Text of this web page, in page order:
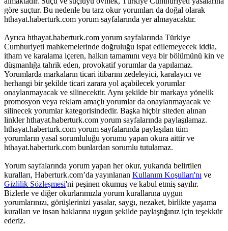
göre suçtur. Bu nedenle bu tarz okur yorumları da doğal olarak
hthayat.haberturk.com yorum sayfalarında yer almayacaktır.
Ayrıca hthayat.haberturk.com yorum sayfalarında Türkiye
Cumhuriyeti mahkemelerinde doğruluğu ispat edilemeyecek iddia,
itham ve karalama içeren, halkın tamamını veya bir bölümünü kin ve
düşmanlığa tahrik eden, provokatif yorumlar da yapılamaz.
Yorumlarda markaların ticari itibarını zedeleyici, karalayıcı ve
herhangi bir şekilde ticari zarara yol açabilecek yorumlar
onaylanmayacak ve silinecektir. Aynı şekilde bir markaya yönelik
promosyon veya reklam amaçlı yorumlar da onaylanmayacak ve
silinecek yorumlar kategorisindedir. Başka hiçbir siteden alınan
linkler hthayat.haberturk.com yorum sayfalarında paylaşılamaz.
hthayat.haberturk.com yorum sayfalarında paylaşılan tüm
yorumların yasal sorumluluğu yorumu yapan okura aittir ve
hthayat.haberturk.com bunlardan sorumlu tutulamaz.
Yorum sayfalarında yorum yapan her okur, yukarıda belirtilen
kuralları, Haberturk.com’da yayınlanan Kullanım Koşulları'nı ve
Gizlilik Sözleşmesi'ni peşinen okumuş ve kabul etmiş sayılır.
Bizlerle ve diğer okurlarımızla yorum kurallarına uygun
yorumlarınızı, görüşlerinizi yasalar, saygı, nezaket, birlikte yaşama
kuralları ve insan haklarına uygun şekilde paylaştığınız için teşekkür
ederiz.